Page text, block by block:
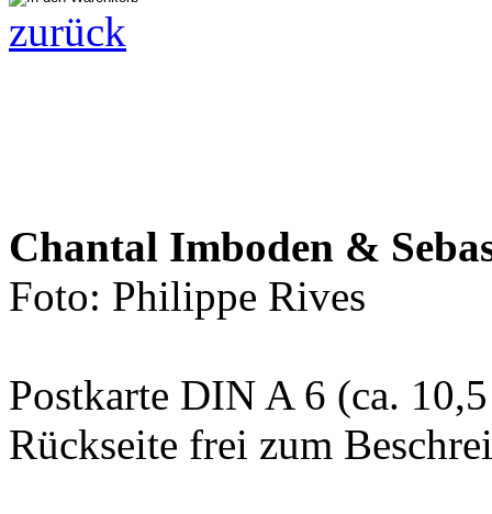
zurück
Chantal Imboden &
Foto: Philippe Rives
Postkarte DIN A 6 (ca.
Rückseite frei zum